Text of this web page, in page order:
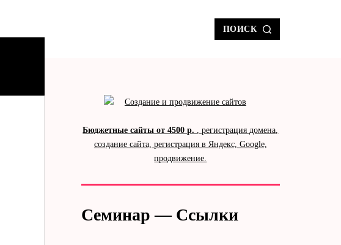
ПОИСК
Бюджетные сайты от 4500 р. , регистрация домена,
создание сайта, регистрация в Яндекс, Google,
продвижение.
Семинар — Ссылки